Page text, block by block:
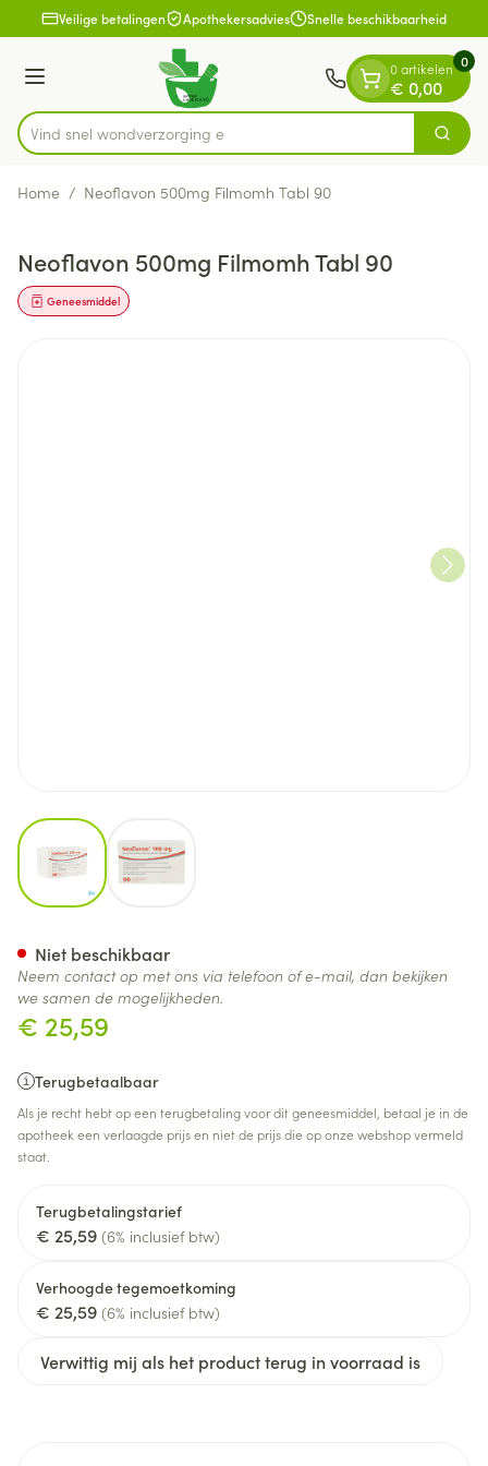
Ga naar de inhoud
1 van 1Veilige betalingen Apothekersadvies Snelle beschikbaarheid
Menu
Product, merk, categorie...
Vind snel wondver Zoek
0 artikelen
€ 0,00
0
Home / Neoflavon 500mg Filmomh Tabl 90
Neoflavon 500mg Filmomh Tabl 90
Geneesmiddel
View larger image
€ 25,59
Terugbetaalbaar
Als je recht hebt op een terugbetaling voor dit geneesmiddel, betaal je in de
apotheek een verlaagde prijs en niet de prijs die op onze webshop vermeld
staat.
Terugbetalingstarief
€ 25,59 (6% inclusief btw)
Verhoogde tegemoetkoming
€ 25,59 (6% inclusief btw)
Verwittig mij als het product terug in voorraad is
Niet beschikbaar
Neem contact op met ons via telefoon of e-mail, dan bekijken
we samen de mogelijkheden.